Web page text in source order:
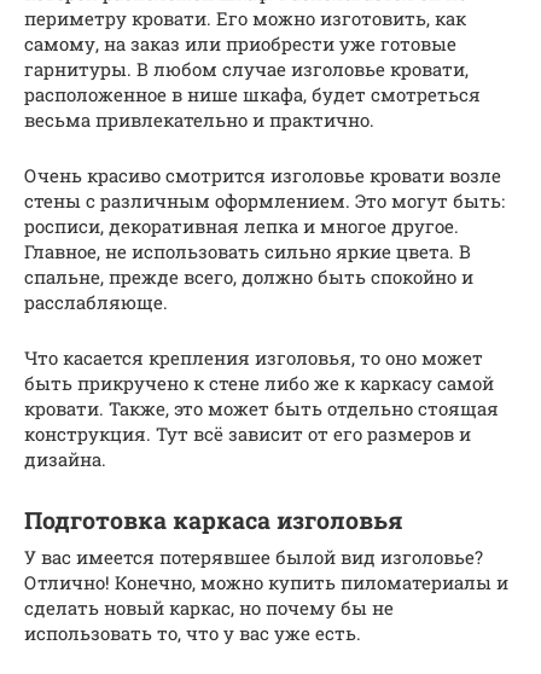
периметру кровати. Его можно изготовить, как
самому, на заказ или приобрести уже готовые
гарнитуры. В любом случае изголовье кровати,
расположенное в нише шкафа, будет смотреться
весьма привлекательно и практично.
Очень красиво смотрится изголовье кровати возле
стены с различным оформлением. Это могут быть:
росписи, декоративная лепка и многое другое.
Главное, не использовать сильно яркие цвета. В
спальне, прежде всего, должно быть спокойно и
расслабляюще.
Что касается крепления изголовья, то оно может
быть прикручено к стене либо же к каркасу самой
кровати. Также, это может быть отдельно стоящая
конструкция. Тут всё зависит от его размеров и
дизайна.
Подготовка каркаса изголовья
У вас имеется потерявшее былой вид изголовье?
Отлично! Конечно, можно купить пиломатериалы и
сделать новый каркас, но почему бы не
использовать то, что у вас уже есть.